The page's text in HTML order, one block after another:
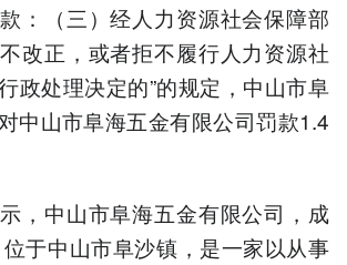
：（三）经人力资源社会保障部
改正，或者拒不履行人力资源社
政处理决定的”的规定，中山市阜
中山市阜海五金有限公司罚款1.4
，中山市阜海五金有限公司，成
于中山市阜沙镇，是一家以从事